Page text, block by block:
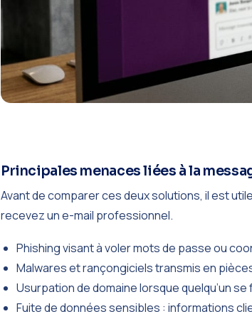
Principales menaces liées à la
Avant de comparer ces deux solutions, il est
recevez un e-mail professionnel.
Phishing visant à voler mots de passe ou
Malwares et rançongiciels transmis en
Usurpation de domaine lorsque quelqu’un
Fuite de données sensibles : informations